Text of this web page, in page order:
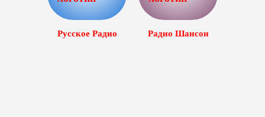
Русское Радио Радио Шансон